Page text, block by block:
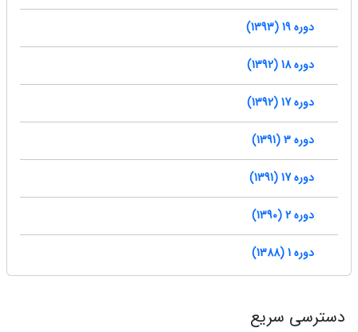
دوره 19 (1393)
دوره 18 (1392)
دوره 17 (1392)
دوره 3 (1391)
دوره 17 (1391)
دوره 2 (1390)
دوره 1 (1388)
دسترسی سریع